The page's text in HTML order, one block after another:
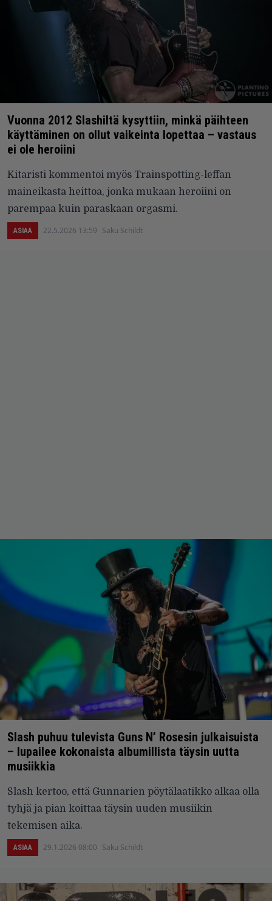
Vuonna 2012 Slashiltä kysyttiin, minkä päihteen
käyttäminen on ollut vaikeinta lopettaa – vastaus
ei ole heroiini
Kitaristi kommentoi myös Trainspotting-leffan
maineikasta heittoa, jonka mukaan heroiini on
parempaa kuin paraskaan orgasmi.
ASIAA 22.5.2026 13:59 Saku Schildt
Slash puhuu tulevista Guns N’ Rosesin julkaisuista
– lupailee kokonaista albumillista täysin uutta
musiikkia
Slash kertoo, että Gunnarien pöytälaatikko alkaa olla
tyhjä ja pian koittaa täysin uuden musiikin
tekemisen aika.
ASIAA 29.1.2026 08:00 Saku Schildt